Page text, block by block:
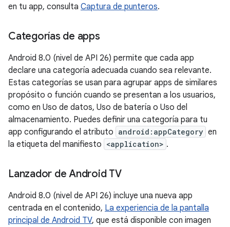
en tu app, consulta Captura de punteros.
Categorías de apps
Android 8.0 (nivel de API 26) permite que cada app
declare una categoría adecuada cuando sea relevante.
Estas categorías se usan para agrupar apps de similares
propósito o función cuando se presentan a los usuarios,
como en Uso de datos, Uso de batería o Uso del
almacenamiento. Puedes definir una categoría para tu
app configurando el atributo android:appCategory en
la etiqueta del manifiesto <application> .
Lanzador de Android TV
Android 8.0 (nivel de API 26) incluye una nueva app
centrada en el contenido, La experiencia de la pantalla
principal de Android TV, que está disponible con imagen